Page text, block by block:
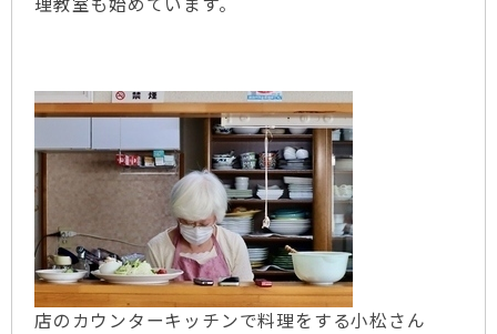
店のカウンターキッチンで料理をする小松さん